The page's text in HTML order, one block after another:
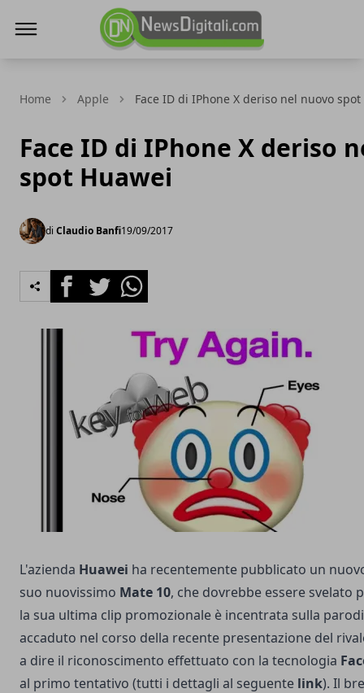
Home Apple Face ID di IPhone X deriso nel nuovo
Face ID di IPhone X deriso
spot Huawei
di Claudio Banfi19/09/2017
FacebookTwitterWhatsapp
L'azienda Huawei ha recentemente pubblicato un
suo nuovissimo Mate 10, che dovrebbe essere svelato
la sua ultima clip promozionale è incentrata sulla
accaduto nel corso della recente presentazione del
a dire il riconoscimento effettuato con la tecnologia
al primo tentativo (tutti i dettagli al seguente link). Il